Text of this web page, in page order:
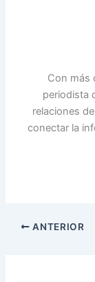
Con más
periodista
relaciones
conectar la
ANTERIOR